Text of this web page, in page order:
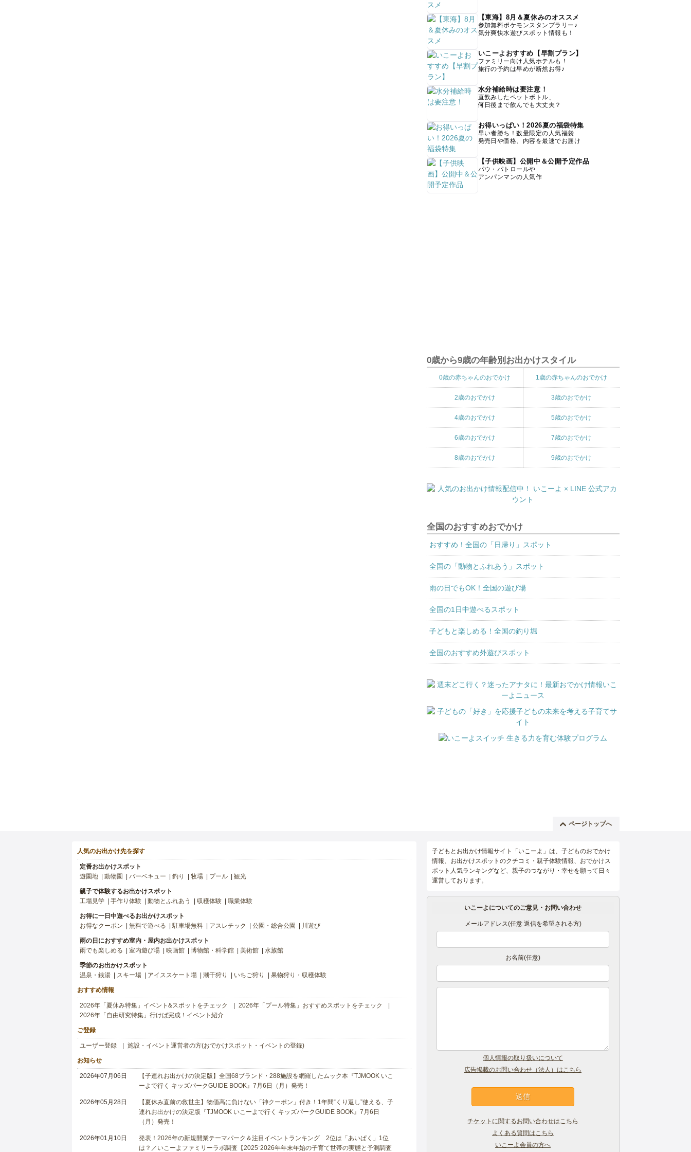
【東海】8月＆夏休みのオススメ
参加無料ポケモンスタンプラリー♪
気分爽快水遊びスポット情報も！
いこーよおすすめ【早割プラン】
ファミリー向け人気ホテルも！
旅行の予約は早めが断然お得♪
水分補給時は要注意！
直飲みしたペットボトル、
何日後まで飲んでも大丈夫？
お得いっぱい！2026夏の福袋特集
早い者勝ち！数量限定の人気福袋
発売日や価格、内容を最速でお届け
【子供映画】公開中＆公開予定作品
パウ・パトロールや
アンパンマンの人気作
0歳から9歳の年齢別お出かけスタイル
0歳の赤ちゃんのおでかけ 1歳の赤ちゃんのおでかけ
2歳のおでかけ 3歳のおでかけ
4歳のおでかけ 5歳のおでかけ
6歳のおでかけ 7歳のおでかけ
8歳のおでかけ 9歳のおでかけ
全国のおすすめおでかけ
おすすめ！全国の「日帰り」スポット
全国の「動物とふれあう」スポット
雨の日でもOK！全国の遊び場
全国の1日中遊べるスポット
子どもと楽しめる！全国の釣り堀
全国のおすすめ外遊びスポット
ページトップへ
人気のお出かけ先を探す
定番お出かけスポット
遊園地
動物園 バーベキュー 釣り 牧場 プール 観光
親子で体験するお出かけスポット
工場見学
手作り体験 動物とふれあう 収穫体験 職業体験
お得に一日中遊べるお出かけスポット
お得なクーポン
無料で遊べる 駐車場無料 アスレチック 公園・総合公園 川遊び
雨の日におすすめ室内・屋内お出かけスポット
雨でも楽しめる
室内遊び場 映画館 博物館・科学館 美術館 水族館
季節のお出かけスポット
温泉・銭湯
スキー場 アイススケート場 潮干狩り いちご狩り 果物狩り・収穫体験
おすすめ情報
2026年「夏休み特集」イベント&スポットをチェック
2026年「プール特集」おすすめスポットをチェック
2026年「自由研究特集」行けば完成！イベント紹介
ご登録
ユーザー登録 施設・イベント運営者の方(おでかけスポット・イベントの登録)
お知らせ
2026年07月06日
【子連れお出かけの決定版】全国68ブランド・288施設を網羅したムック本『TJMOOK いこ
ーよで行く キッズパークGUIDE BOOK』7月6日（月）発売！
2026年05月28日
【夏休み直前の救世主】物価高に負けない「神クーポン」付き！1年間“くり返し”使える、子
連れお出かけの決定版『TJMOOK いこーよで行く キッズパークGUIDE BOOK』7月6日
（月）発売！
2026年01月10日
発表！2026年の新規開業テーマパーク＆注目イベントランキング 2位は「あいぱく」1位
は？／いこーよファミリーラボ調査【2025⁻2026年年末年始の子育て世帯の実態と予測調査
子どもとお出かけ情報サイト「いこーよ」は、子どものおでかけ
情報、お出かけスポットのクチコミ・親子体験情報、おでかけス
ポット人気ランキングなど、親子のつながり・幸せを願って日々
運営しております。
いこーよについてのご意見・お問い合わせ
メールアドレス(任意 返信を希望される方)
お名前(任意)
個人情報の取り扱いについて
広告掲載のお問い合わせ（法人）はこちら
チケットに関するお問い合わせはこちら
よくある質問はこちら
いこーよ会員の方へ